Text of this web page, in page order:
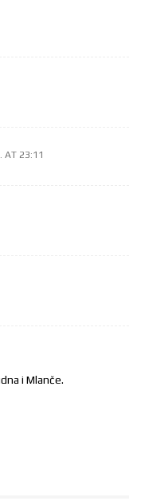
AT 23:11
i Mlanče.